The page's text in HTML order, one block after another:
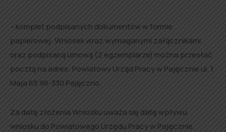
– komplet podpisanych dokumentów w formie
papierowej: Wniosek wraz wymaganymi załącznikami
oraz podpisaną umową (2 egzemplarze) można przesłać
pocztą na adres: Powiatowy Urząd Pracy w Pajęcznie ul. 1
Maja 65 98-330 Pajęczno.
Za datę złożenia Wniosku uważa się datę wpływu
wniosku do Powiatowego Urzędu Pracy w Pajęcznie.